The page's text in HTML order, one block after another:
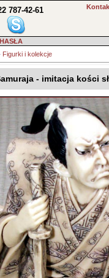
787-42-61
Figurki i kolekcje
- imitacja kości